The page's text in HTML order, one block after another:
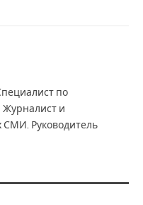
по
и
СМИ. Руководитель